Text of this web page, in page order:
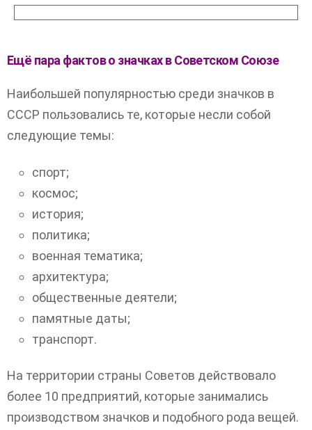
Ещё пара фактов о значках в Советском Союзе
Наибольшей популярностью среди значков в
СССР пользовались те, которые несли собой
следующие темы:
спорт;
космос;
история;
политика;
военная тематика;
архитектура;
общественные деятели;
памятные даты;
транспорт.
На территории страны Советов действовало
более 10 предприятий, которые занимались
производством значков и подобного рода вещей.